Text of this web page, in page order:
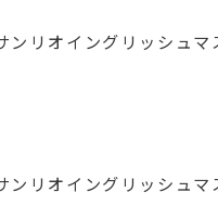
オイングリッシュマ
リオイングリッシュマ